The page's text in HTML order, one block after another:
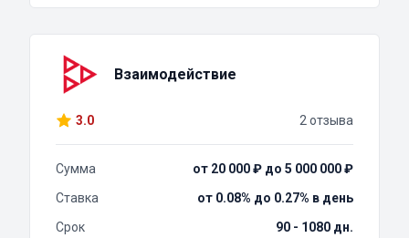
Взаимодействие
3.0 2 отзыва
Сумма
от 20 000 ₽ до 5 000 000 ₽
Ставка
от 0.08% до 0.27% в день
Срок
90 - 1080 дн.